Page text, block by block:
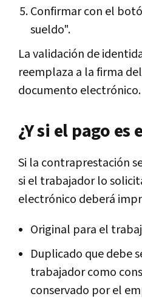
Confirmar con el
sueldo".
La validación de
reemplaza a la firma
documento electrónico.
¿Y si el pago
Si la contraprestación
si el trabajador lo
electrónico deberá
Original para el
Duplicado que debe
trabajador como
conservado por el